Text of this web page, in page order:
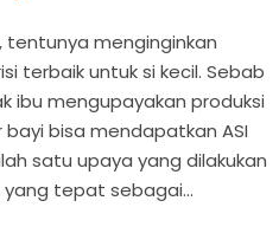
tentunya menginginkan
terbaik untuk si kecil. Sebab
ibu mengupayakan produksi
bayi bisa mendapatkan ASI
satu upaya yang dilakukan
tepat sebagai...